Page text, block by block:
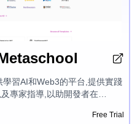
習AI和Web3的平台,提供實踐
專家指導,以助開發者在
發者創造成功產品,在激動人心
Free Trial